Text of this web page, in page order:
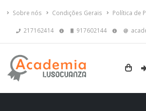
Sobre nós Condições Gerais Política de
217162414 917602144